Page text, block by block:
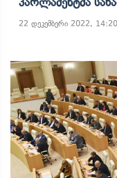
22 დეკემბერი 2022, 14:20